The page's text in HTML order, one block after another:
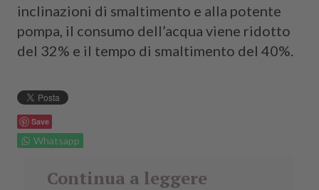
inclinazioni di smaltimento e alla potente
pompa, il consumo dell’acqua viene ridotto
del 32% e il tempo di smaltimento del 40%.
Save
Whatsapp
Continua a leggere